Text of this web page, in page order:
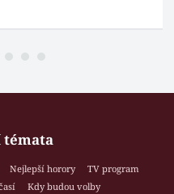
témata
Nejlepší horory
TV program
Kdy budou volby